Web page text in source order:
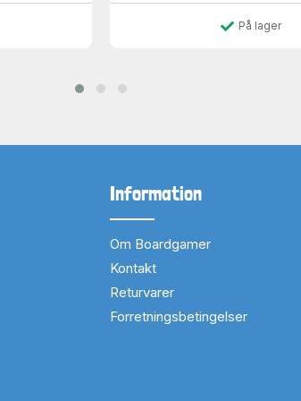
På lager
Information
Om Boardgamer
Kontakt
Returvarer
Forretningsbetingelser